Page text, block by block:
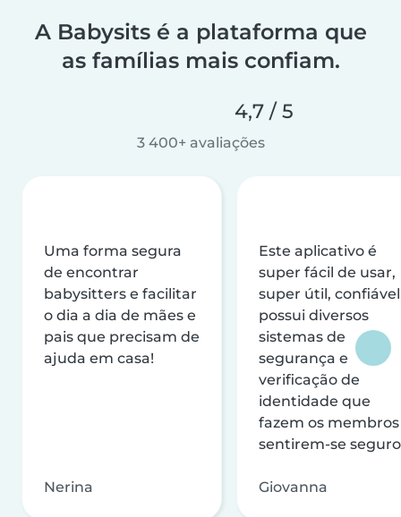
A Babysits é a plataforma que
as famílias mais confiam.
4,7 / 5
3 400+ avaliações
Uma forma segura
de encontrar
babysitters e facilitar
o dia a dia de mães e
pais que precisam de
ajuda em casa!
Nerina
Este aplicativo é
super fácil de usar,
super útil,
possui diversos
sistemas de
segurança e
verificação de
identidade que
fazem os membros
sentirem-se
Giovanna